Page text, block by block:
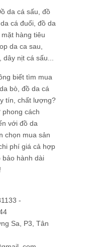
da cá sấu, đồ
cá đuối, đồ da
hàng tiêu
da ca sau,
nịt cá sấu...
biết tìm mua
bò, đồ da cá
tín, chất lượng?
phong cách
với đồ da
chọn mua sản
phí giá cả hợp
bảo hành dài
-
Sa, P3, Tân